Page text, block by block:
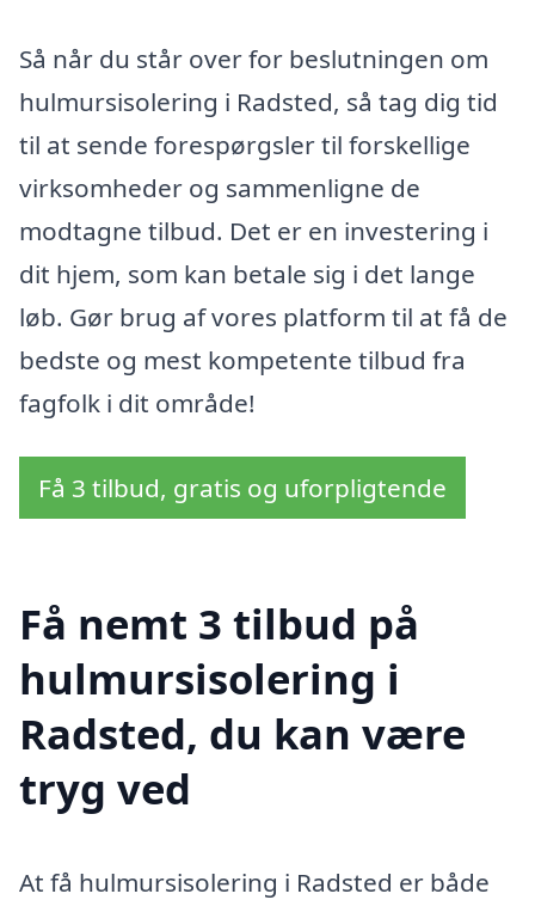
Så når du står over for beslutningen om
hulmursisolering i Radsted, så tag dig tid
til at sende forespørgsler til forskellige
virksomheder og sammenligne de
modtagne tilbud. Det er en investering i
dit hjem, som kan betale sig i det lange
løb. Gør brug af vores platform til at få de
bedste og mest kompetente tilbud fra
fagfolk i dit område!
Få 3 tilbud, gratis og uforpligtende
Få nemt 3 tilbud på
hulmursisolering i
Radsted, du kan være
tryg ved
At få hulmursisolering i Radsted er både